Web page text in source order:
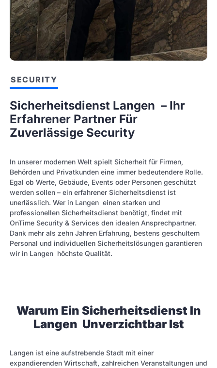
SECURITY
Sicherheitsdienst Langen – Ihr
Erfahrener Partner Für
Zuverlässige Security
In unserer modernen Welt spielt Sicherheit für Firmen,
Behörden und Privatkunden eine immer bedeutendere Rolle.
Egal ob Werte, Gebäude, Events oder Personen geschützt
werden sollen – ein erfahrener Sicherheitsdienst ist
unerlässlich. Wer in Langen einen starken und
professionellen Sicherheitsdienst benötigt, findet mit
OnTime Security & Services den idealen Ansprechpartner.
Dank mehr als zehn Jahren Erfahrung, bestens geschultem
Personal und individuellen Sicherheitslösungen garantieren
wir in Langen höchste Qualität.
Warum Ein Sicherheitsdienst In
Langen Unverzichtbar Ist
Langen ist eine aufstrebende Stadt mit einer
expandierenden Wirtschaft, zahlreichen Veranstaltungen und